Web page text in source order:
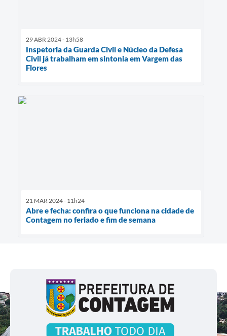
29 ABR 2024 - 13h58
Inspetoria da Guarda Civil e Núcleo da Defesa
Civil já trabalham em sintonia em Vargem das
Flores
21 MAR 2024 - 11h24
Abre e fecha: confira o que funciona na cidade de
Contagem no feriado e fim de semana